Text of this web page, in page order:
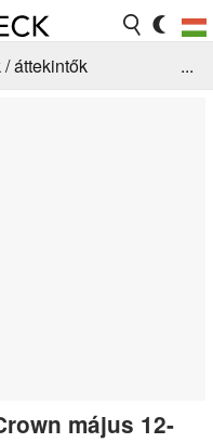
/ áttekintők
...
május 12-